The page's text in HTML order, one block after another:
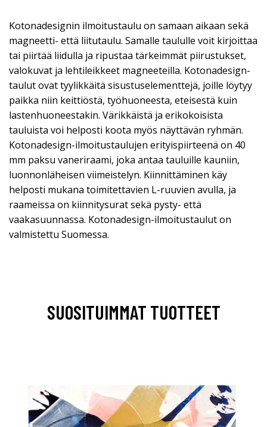
Kotonadesignin ilmoitustaulu on samaan aikaan sekä
magneetti- että liitutaulu. Samalle taululle voit kirjoittaa
tai piirtää liidulla ja ripustaa tärkeimmät piirustukset,
valokuvat ja lehtileikkeet magneeteilla. Kotonadesign-
taulut ovat tyylikkäitä sisustuselementtejä, joille löytyy
paikka niin keittiöstä, työhuoneesta, eteisestä kuin
lastenhuoneestakin. Värikkäistä ja erikokoisista
tauluista voi helposti koota myös näyttävän ryhmän.
Kotonadesign-ilmoitustaulujen erityispiirteenä on 40
mm paksu vaneriraami, joka antaa tauluille kauniin,
luonnonläheisen viimeistelyn. Kiinnittäminen käy
helposti mukana toimitettavien L-ruuvien avulla, ja
raameissa on kiinnitysurat sekä pysty- että
vaakasuunnassa. Kotonadesign-ilmoitustaulut on
valmistettu Suomessa.
SUOSITUIMMAT TUOTTEET